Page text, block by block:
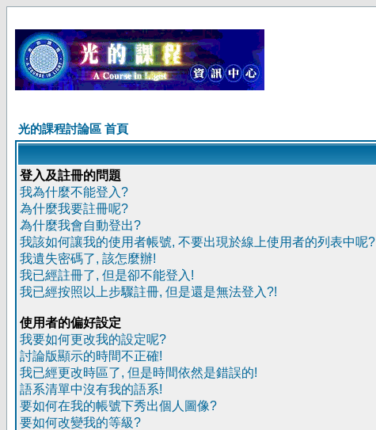
光的課程討論區 首頁
登入及註冊的問題
我為什麼不能登入?
為什麼我要註冊呢?
為什麼我會自動登出?
我該如何讓我的使用者帳號, 不要出現於線上使用者的列表中呢?
我遺失密碼了, 該怎麼辦!
我已經註冊了, 但是卻不能登入!
我已經按照以上步驟註冊, 但是還是無法登入?!
使用者的偏好設定
我要如何更改我的設定呢?
討論版顯示的時間不正確!
我已經更改時區了, 但是時間依然是錯誤的!
語系清單中沒有我的語系!
要如何在我的帳號下秀出個人圖像?
要如何改變我的等級?